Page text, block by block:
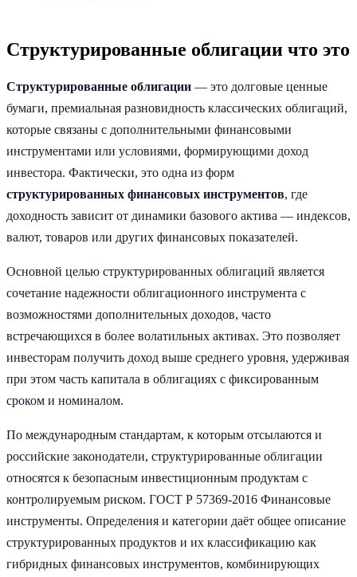
Структурированные облигации что это
Структурированные облигации — это долговые ценные
бумаги, премиальная разновидность классических облигаций,
которые связаны с дополнительными финансовыми
инструментами или условиями, формирующими доход
инвестора. Фактически, это одна из форм
структурированных финансовых инструментов, где
доходность зависит от динамики базового актива — индексов,
валют, товаров или других финансовых показателей.
Основной целью структурированных облигаций является
сочетание надежности облигационного инструмента с
возможностями дополнительных доходов, часто
встречающихся в более волатильных активах. Это позволяет
инвесторам получить доход выше среднего уровня, удерживая
при этом часть капитала в облигациях с фиксированным
сроком и номиналом.
По международным стандартам, к которым отсылаются и
российские законодатели, структурированные облигации
относятся к безопасным инвестиционным продуктам с
контролируемым риском. ГОСТ Р 57369-2016 Финансовые
инструменты. Определения и категории даёт общее описание
структурированных продуктов и их классификацию как
гибридных финансовых инструментов, комбинирующих